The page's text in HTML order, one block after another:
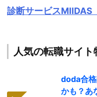
診断サービスMIIDAS
人気の転職サイト
doda合
かも？あ